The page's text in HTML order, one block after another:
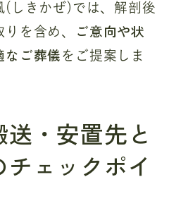
(しきかぜ)では、解剖後
を含め、
ご意向や状
なご葬儀 をご提案しま
・安置先と
ェックポイ